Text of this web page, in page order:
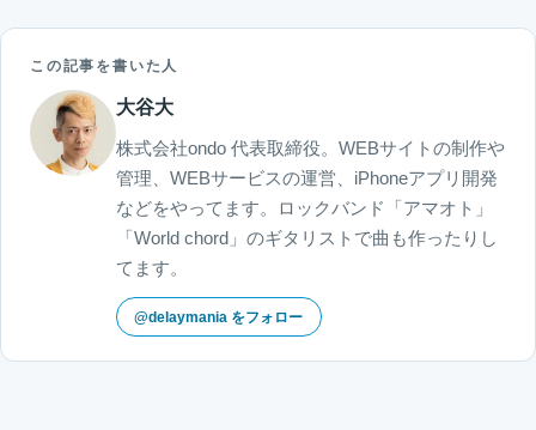
この記事を書いた人
大谷大
株式会社ondo 代表取締役。WEBサイトの制作や
管理、WEBサービスの運営、iPhoneアプリ開発
などをやってます。ロックバンド「アマオト」
「World chord」のギタリストで曲も作ったりし
てます。
@delaymania をフォロー